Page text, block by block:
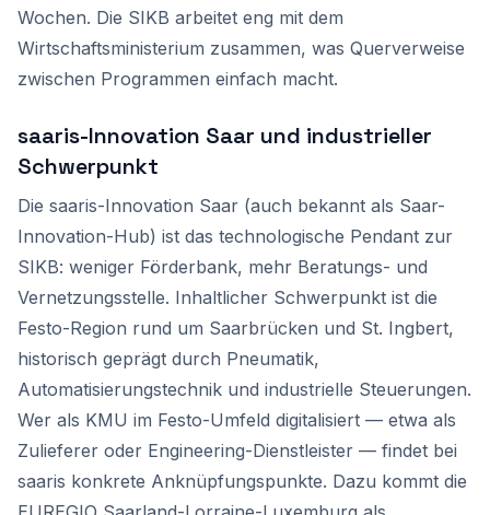
Wochen. Die SIKB arbeitet eng mit dem
Wirtschaftsministerium zusammen, was Querverweise
zwischen Programmen einfach macht.
saaris-Innovation Saar und industrieller
Schwerpunkt
Die saaris-Innovation Saar (auch bekannt als Saar-
Innovation-Hub) ist das technologische Pendant zur
SIKB: weniger Förderbank, mehr Beratungs- und
Vernetzungsstelle. Inhaltlicher Schwerpunkt ist die
Festo-Region rund um Saarbrücken und St. Ingbert,
historisch geprägt durch Pneumatik,
Automatisierungstechnik und industrielle Steuerungen.
Wer als KMU im Festo-Umfeld digitalisiert — etwa als
Zulieferer oder Engineering-Dienstleister — findet bei
saaris konkrete Anknüpfungspunkte. Dazu kommt die